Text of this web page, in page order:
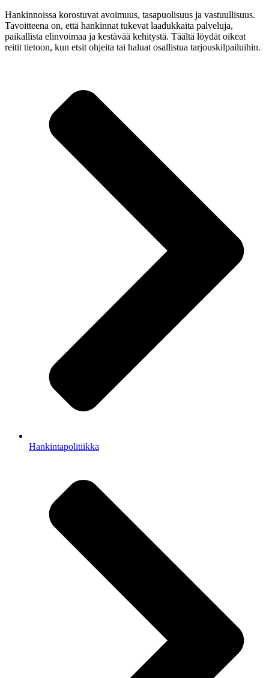
Hankinnoissa korostuvat avoimuus, tasapuolisuus ja vastuullisuus.
Tavoitteena on, että hankinnat tukevat laadukkaita palveluja,
paikallista elinvoimaa ja kestävää kehitystä. Täältä löydät oikeat
reitit tietoon, kun etsit ohjeita tai haluat osallistua tarjouskilpailuihin.
Hankintapolitiikka